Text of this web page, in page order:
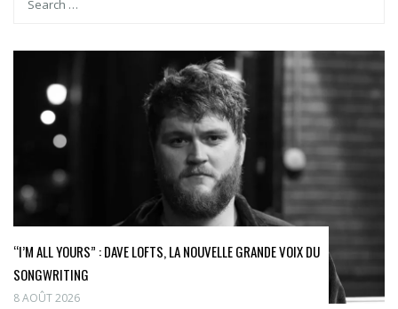
“I’M ALL YOURS” : DAVE LOFTS, LA NOUVELLE GRANDE VOIX DU
SONGWRITING
8 AOÛT 2026